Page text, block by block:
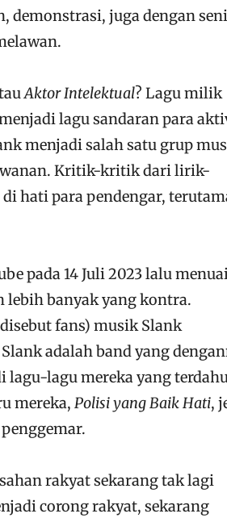
demonstrasi, juga dengan
Aktor Intelektual? Lagu milik
lagu sandaran para
menjadi salah satu grup
Kritik-kritik dari lirik-
hati para pendengar,
pada 14 Juli 2023 lalu
lebih banyak yang kontra.
fans) musik Slank
adalah band yang
lagu mereka yang
mereka, Polisi yang Baik Hati,
rakyat sekarang tak lagi
corong rakyat, sekarang